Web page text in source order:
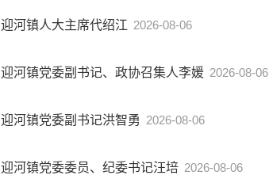
迎河镇人大主席代绍江 2026-08-06
迎河镇党委副书记、政协召集人李媛 2026-08-06
迎河镇党委副书记洪智勇 2026-08-06
迎河镇党委委员、纪委书记汪培 2026-08-06